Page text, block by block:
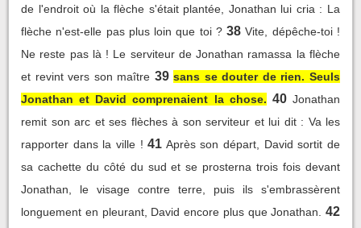
de l'endroit où la flèche s'était plantée, Jonathan lui cria : La
flèche n'est-elle pas plus loin que toi ? 38 Vite, dépêche-toi !
Ne reste pas là ! Le serviteur de Jonathan ramassa la flèche
et revint vers son maître 39 sans se douter de rien. Seuls
Jonathan et David comprenaient la chose. 40 Jonathan
remit son arc et ses flèches à son serviteur et lui dit : Va les
rapporter dans la ville ! 41 Après son départ, David sortit de
sa cachette du côté du sud et se prosterna trois fois devant
Jonathan, le visage contre terre, puis ils s'embrassèrent
longuement en pleurant, David encore plus que Jonathan.
42